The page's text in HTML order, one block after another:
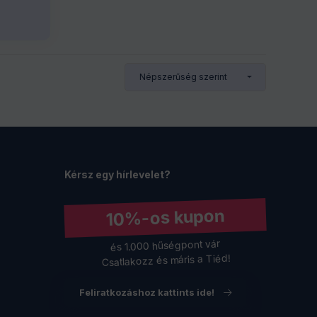
Kérsz egy hírlevelet?
10%-os kupon
és 1.000 hűségpont vár
Csatlakozz és máris a Tiéd!
Feliratkozáshoz kattints ide!